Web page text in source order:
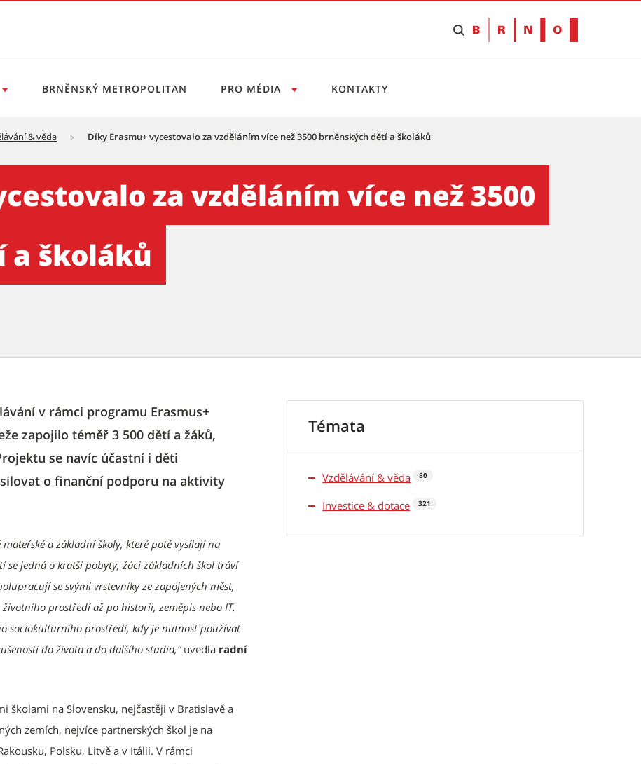
za vzděláním více než 3500 brněnských dětí a školáků
BRNĚNSKÝ METROPOLITAN PRO MÉDIA KONTAKTY
& věda Díky Erasmu+ vycestovalo za vzděláním více než 3500 brněnských dětí a školáků
za vzděláním více než 3500
a školáků
v rámci programu Erasmus+
zapojilo téměř 3 500 dětí a žáků,
se navíc účastní i děti
o finanční podporu na aktivity
a základní školy, které poté vysílají na
se jedná o kratší pobyty, žáci základních škol tráví
se svými vrstevníky ze zapojených měst,
prostředí až po historii, zeměpis nebo IT.
sociokulturního prostředí, kdy je nutnost používat
do života a do dalšího studia,“uvedla radní
školami na Slovensku, nejčastěji v Bratislavě a
zemích, nejvíce partnerských škol je na
Polsku, Litvě a v Itálii. V rámci
Témata
Vzdělávání & věda 80
Investice & dotace 321